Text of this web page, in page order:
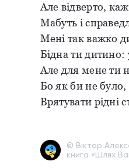
Але відверто,
Мабуть і
Мені так важко
Бідна ти дитино:
Але для мене ти
Бо як би не було,
Врятувати рідні
© Віктор
книга «Шлях